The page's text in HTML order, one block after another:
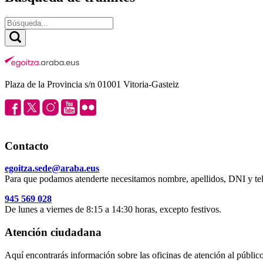
Plaza de la Provincia s/n 01001 Vitoria-Gasteiz
Contacto
egoitza.sede@araba.eus
Para que podamos atenderte necesitamos nombre, apellidos, DNI y
945 569 028
De lunes a viernes de 8:15 a 14:30 horas, excepto festivos.
Atención ciudadana
Aquí encontrarás información sobre las oficinas de atención al